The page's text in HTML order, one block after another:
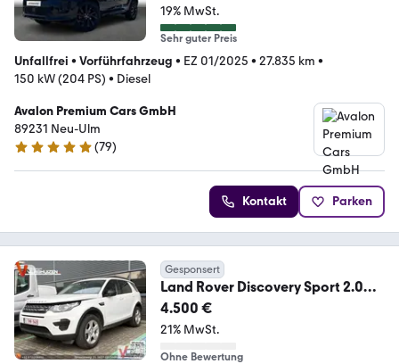
19% MwSt.
Sehr guter Preis
Unfallfrei • Vorführfahrzeug • EZ 01/2025 • 27.835 km •
150 kW (204 PS) • Diesel
Avalon Premium Cars GmbH
89231 Neu-Ulm
5 Sterne
(79)
Kontakt Parken
Gesponsert
Land Rover Discovery Sport 2.0
eD4 E-Capability HSE Luxury
4.500 €
21% MwSt.
Ohne Bewertung